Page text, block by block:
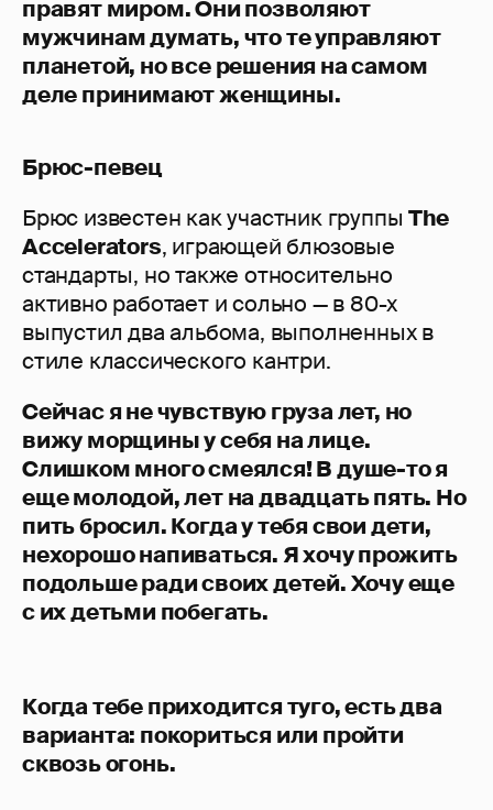
правят миром. Они позволяют
мужчинам думать, что те управляют
планетой, но все решения на самом
деле принимают женщины.
Брюс-певец
Брюс известен как участник группыThe
Accelerators, играющей блюзовые
стандарты, но также относительно
активно работает и сольно — в 80-х
выпустил два альбома, выполненных в
стиле классического кантри.
Сейчас я не чувствую груза лет, но
вижу морщины у себя на лице.
Слишком много смеялся! В душе-то я
еще молодой, лет на двадцать пять. Но
пить бросил. Когда у тебя свои дети,
нехорошо напиваться. Я хочу прожить
подольше ради своих детей. Хочу еще
с их детьми побегать.
Когда тебе приходится туго, есть два
варианта: покориться или пройти
сквозь огонь.